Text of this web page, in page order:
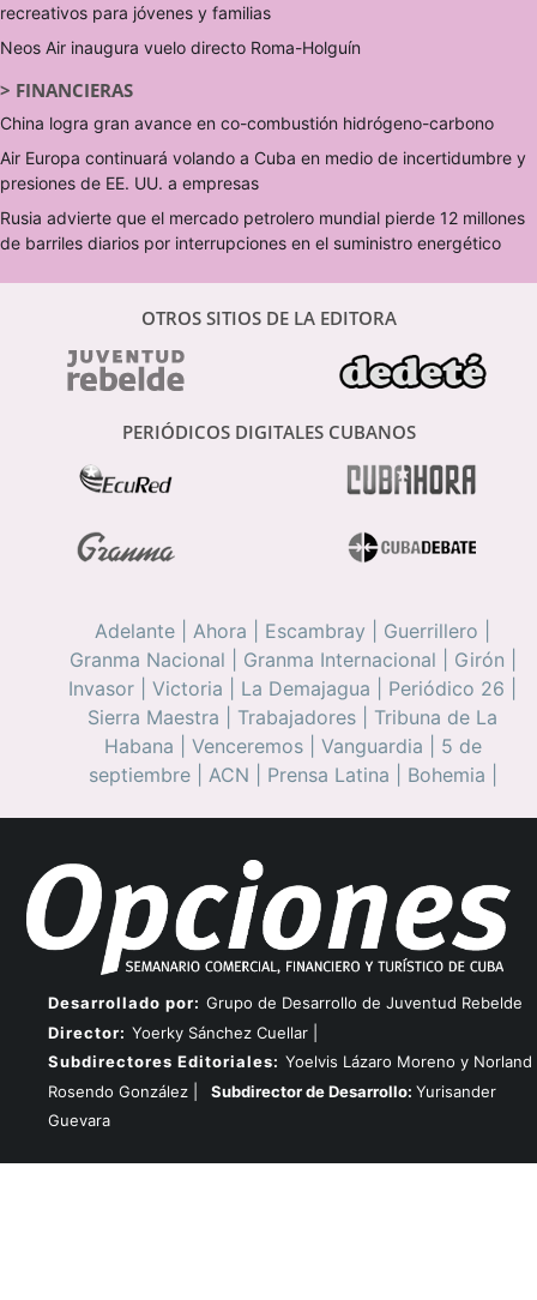
recreativos para jóvenes y familias
Neos Air inaugura vuelo directo Roma-Holguín
> FINANCIERAS
China logra gran avance en co-combustión hidrógeno-carbono
Air Europa continuará volando a Cuba en medio de incertidumbre y
presiones de EE. UU. a empresas
Rusia advierte que el mercado petrolero mundial pierde 12 millones
de barriles diarios por interrupciones en el suministro energético
OTROS SITIOS DE LA EDITORA
PERIÓDICOS DIGITALES CUBANOS
Adelante Ahora Escambray Guerrillero
Granma Nacional
Granma Internacional Girón
Invasor
Victoria La Demajagua Periódico 26
Sierra Maestra
Trabajadores
Tribuna de La
Habana
Venceremos| Vanguardia
5 de
septiembre| ACN Prensa Latina Bohemia
Desarrollado por: Grupo de Desarrollo de Juventud Rebelde
Director: Yoerky Sánchez Cuellar |
Subdirectores Editoriales: Yoelvis Lázaro Moreno y Norland
Rosendo González |
Subdirector de Desarrollo: Yurisander
Guevara